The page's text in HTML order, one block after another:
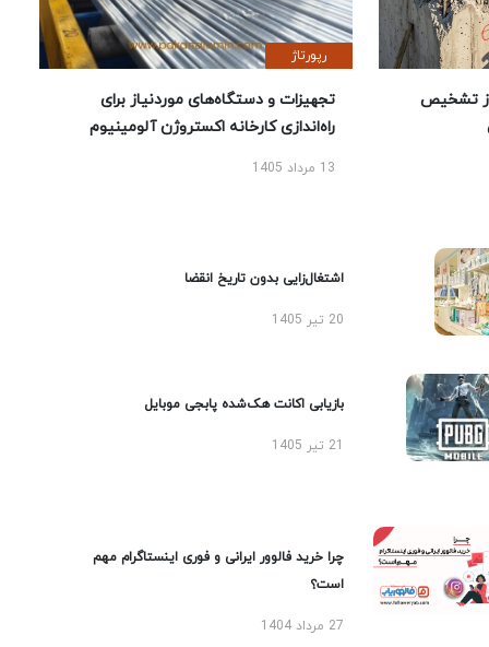
تشخیص
رپورتاژ
تجهیزات و دستگاه‌های موردنیاز برای
راه‌اندازی کارخانه اکستروژن آلومینیوم
13 مرداد 1405
اشتغال‌زایی بدون تاریخ انقضا
20 تیر 1405
بازیابی اکانت هک‌شده پابجی موبایل
چرا خرید فالوور ایرانی و فوری اینستاگرام مهم
است؟
27 مرداد 1404